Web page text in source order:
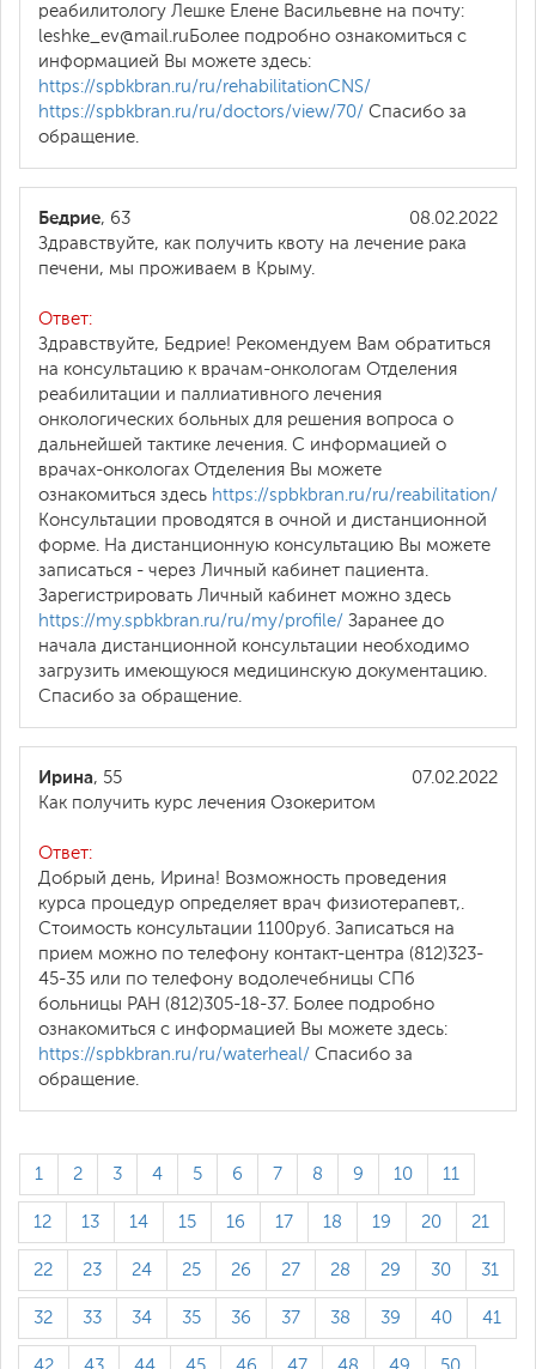
реабилитологу Лешке Елене Васильевне на почту:
leshke_ev@mail.ruБолее подробно ознакомиться с
информацией Вы можете здесь:
https://spbkbran.ru/ru/rehabilitationCNS/
https://spbkbran.ru/ru/doctors/view/70/ Спасибо за
обращение.
08.02.2022
Бедрие, 63
Здравствуйте, как получить квоту на лечение рака
печени, мы проживаем в Крыму.
Ответ:
Здравствуйте, Бедрие! Рекомендуем Вам обратиться
на консультацию к врачам-онкологам Отделения
реабилитации и паллиативного лечения
онкологических больных для решения вопроса о
дальнейшей тактике лечения. С информацией о
врачах-онкологах Отделения Вы можете
ознакомиться здесь https://spbkbran.ru/ru/reabilitation/
Консультации проводятся в очной и дистанционной
форме. На дистанционную консультацию Вы можете
записаться - через Личный кабинет пациента.
Зарегистрировать Личный кабинет можно здесь
https://my.spbkbran.ru/ru/my/profile/ Заранее до
начала дистанционной консультации необходимо
загрузить имеющуюся медицинскую документацию.
Спасибо за обращение.
07.02.2022
Ирина, 55
Как получить курс лечения Озокеритом
Ответ:
Добрый день, Ирина! Возможность проведения
курса процедур определяет врач физиотерапевт,.
Стоимость консультации 1100руб. Записаться на
прием можно по телефону контакт-центра (812)323-
45-35 или по телефону водолечебницы СПб
больницы РАН (812)305-18-37. Более подробно
ознакомиться с информацией Вы можете здесь:
https://spbkbran.ru/ru/waterheal/ Спасибо за
обращение.
1 2 3 4 5 6 7 8 9 10 11
12 13 14 15 16 17 18 19 20 21
22 23 24 25 26 27 28 29 30 31
32 33 34 35 36 37 38 39 40 41